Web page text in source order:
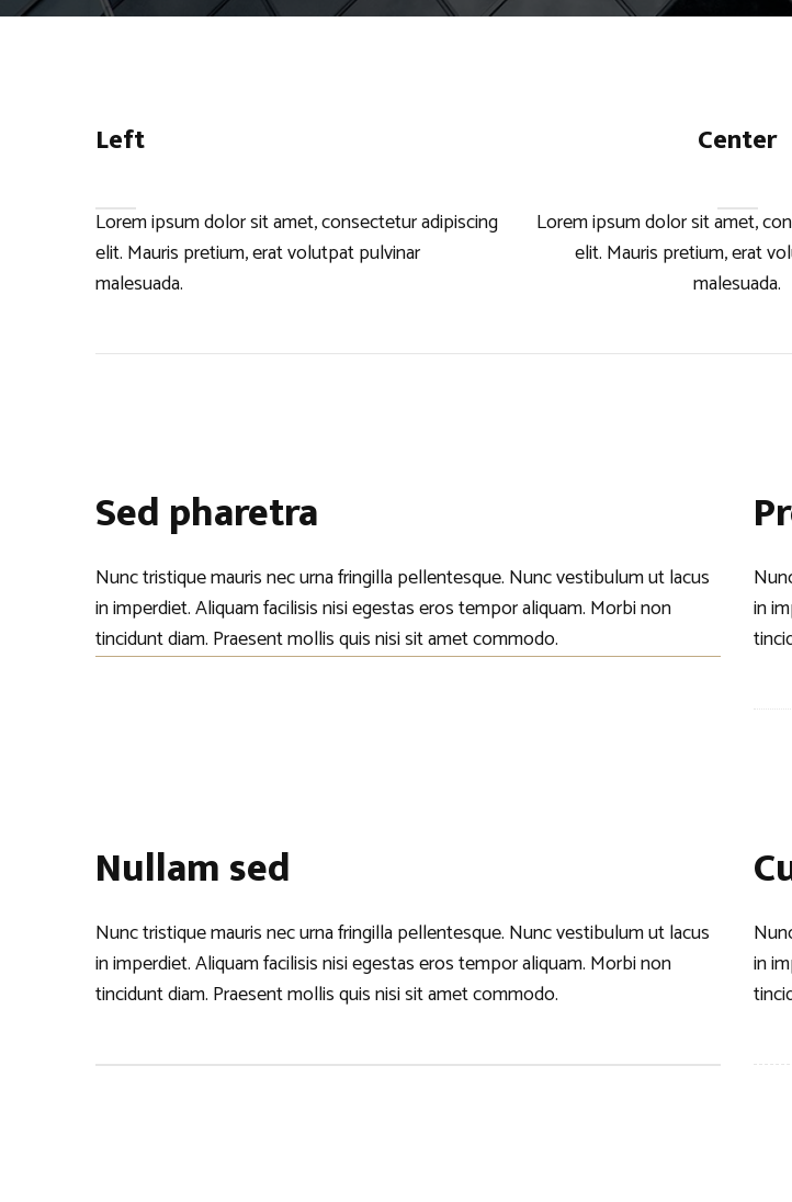
Left
Lorem ipsum dolor sit amet, consectetur adipiscing
elit. Mauris pretium, erat volutpat pulvinar
malesuada.
Center
Lorem ipsum dolor sit amet,
elit. Mauris pretium, erat
malesuada.
Sed pharetra
Nunc tristique mauris nec urna fringilla pellentesque. Nunc vestibulum ut lacus
in imperdiet. Aliquam facilisis nisi egestas eros tempor aliquam. Morbi non
tincidunt diam. Praesent mollis quis nisi sit amet commodo.
in
Nullam sed
Nunc tristique mauris nec urna fringilla pellentesque. Nunc vestibulum ut lacus
in imperdiet. Aliquam facilisis nisi egestas eros tempor aliquam. Morbi non
tincidunt diam. Praesent mollis quis nisi sit amet commodo.
in